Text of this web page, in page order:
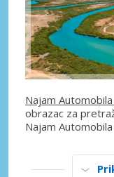
Najam
obrazac za
Najam